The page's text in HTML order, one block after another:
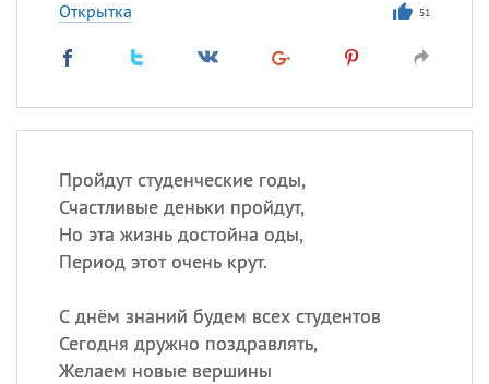
Открытка 51
Пройдут студенческие годы,
Счастливые деньки пройдут,
Но эта жизнь достойна оды,
Период этот очень крут.
С днём знаний будем всех студентов
Сегодня дружно поздравлять,
Желаем новые вершины